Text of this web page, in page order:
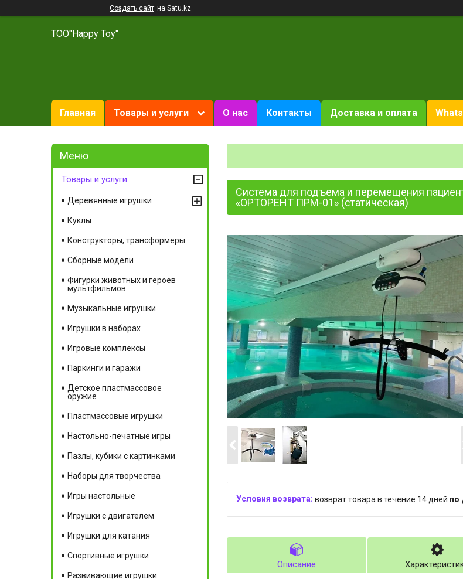
Создать сайт на Satu.kz
ТОО"Happy Toy"
Главная Товары и услуги О нас Контакты Доставка и оплата
Система для подъема и перемещения
«ОРТОРЕНТ ПРМ-01» (статическая)
возврат товара в течение 14 дней по
Описание
Товары и услуги
Деревянные игрушки
Куклы
Конструкторы, трансформеры
Сборные модели
Фигурки животных и героев
мультфильмов
Музыкальные игрушки
Игрушки в наборах
Игровые комплексы
Паркинги и гаражи
Детское пластмассовое
оружие
Пластмассовые игрушки
Настольно-печатные игры
Пазлы, кубики с картинками
Наборы для творчества
Игры настольные
Игрушки с двигателем
Игрушки для катания
Спортивные игрушки
Развивающие игрушки